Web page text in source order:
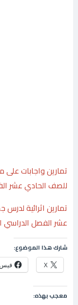
تمارين واجابات على
للصف الحادي عشر
تمارين اثرائية
عشر الفصل الدراسي
شارك هذا الموضوع:
X
معجب بهذه: